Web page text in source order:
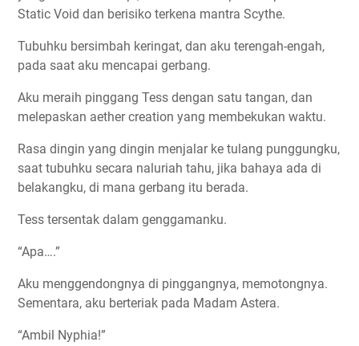
Static Void dan berisiko terkena mantra Scythe.
Tubuhku bersimbah keringat, dan aku terengah-engah,
pada saat aku mencapai gerbang.
Aku meraih pinggang Tess dengan satu tangan, dan
melepaskan aether creation yang membekukan waktu.
Rasa dingin yang dingin menjalar ke tulang punggungku,
saat tubuhku secara naluriah tahu, jika bahaya ada di
belakangku, di mana gerbang itu berada.
Tess tersentak dalam genggamanku.
“Apa….”
Aku menggendongnya di pinggangnya, memotongnya.
Sementara, aku berteriak pada Madam Astera.
“Ambil Nyphia!”